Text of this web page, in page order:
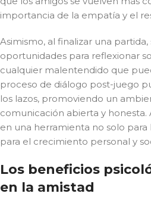
importancia de la empatía y el
Asimismo, al finalizar una
oportunidades para reflexionar
cualquier malentendido que
proceso de diálogo post-juego
los lazos, promoviendo un
comunicación abierta y honesta.
en una herramienta no solo para
para el crecimiento personal y
Los beneficios
en la amistad